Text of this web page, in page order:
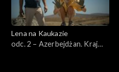
Lena na Kaukazie
odc. 2 – Azerbejdżan. Kraj